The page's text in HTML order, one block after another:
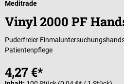
Meditrade
Vinyl 2000 PF
Puderfreier
Patientenpflege
4,27 €*